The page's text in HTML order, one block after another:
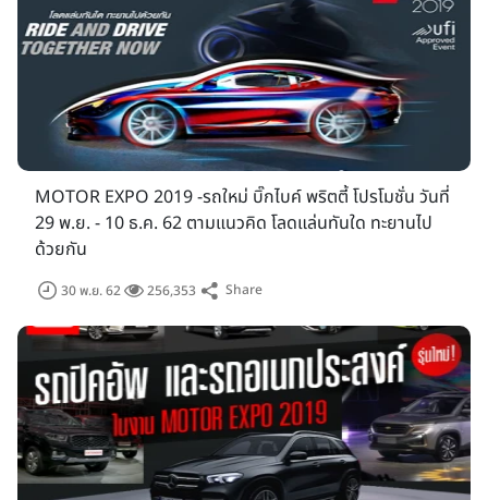
สำหรับด้านรถจักรยานยนต์มี 23 ผู้ผลิต (APRILIA, BENELLI,
BMW, CF MOTO, DUCATI, GPX, HANWAY, HARLEY-
DAVIDSON, HONDA BIGBIKE, KAWASAKI, LIFAN,
MOTO GUZZI, MV AGUSTA, PIAGGIO, ROYAL ALLOY,
ROYAL ENFIELD, RYUKA, SUZUKI, TRIUMPH, VESPA,
YAMAHA, ZONTES) จาก 7 ประเทศ พร้อมจัดแสดงรถต้นแบบ
รวมถึงเปิดตัวรถรุ่นใหม่
MOTOR EXPO 2019 -รถใหม่ บิ๊กไบค์ พริตตี้ โปรโมชั่น วันที่
29 พ.ย. - 10 ธ.ค. 62 ตามแนวคิด โลดแล่นทันใด ทะยานไป
ด้วยกัน
30 พ.ย. 62 256,353 Share